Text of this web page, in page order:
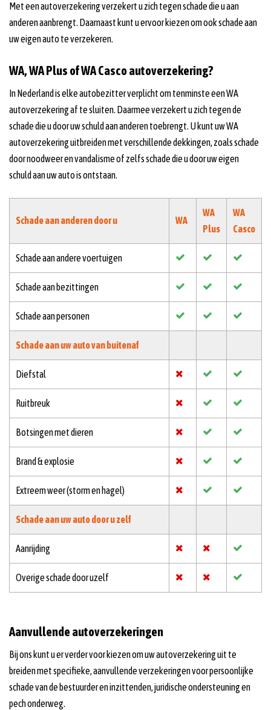
Met een autoverzekering verzekert u zich tegen schade die u aan
anderen aanbrengt. Daarnaast kunt u ervoor kiezen om ook schade aan
uw eigen auto te verzekeren.
WA, WA Plus of WA Casco autoverzekering?
In Nederland is elke autobezitter verplicht om tenminste een WA
autoverzekering af te sluiten. Daarmee verzekert u zich tegen de
schade die u door uw schuld aan anderen toebrengt. U kunt uw WA
autoverzekering uitbreiden met verschillende dekkingen, zoals schade
door noodweer en vandalisme of zelfs schade die u door uw eigen
schuld aan uw auto is ontstaan.
Schade aan anderen door u WA
WA
Plus
WA
Casco
Schade aan andere voertuigen
Schade aan bezittingen
Schade aan personen
Schade aan uw auto van buitenaf
Diefstal
Ruitbreuk
Botsingen met dieren
Brand & explosie
Extreem weer (storm en hagel)
Schade aan uw auto door u zelf
Aanrijding
Overige schade door uzelf
Aanvullende autoverzekeringen
Bij ons kunt u er verder voor kiezen om uw autoverzekering uit te
breiden met specifieke, aanvullende verzekeringen voor persoonlijke
schade van de bestuurder en inzittenden, juridische ondersteuning en
pech onderweg.